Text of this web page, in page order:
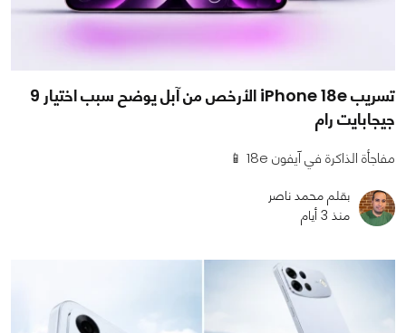
تسريب iPhone 18e الأرخص من آبل يوضح سبب اختيار 9
جيجابايت رام
مفاجأة الذاكرة في آيفون 18e 📱
بقلم محمد ناصر
منذ 3 أيام